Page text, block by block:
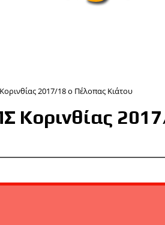
2017/18 ο Πέλοπας Κιάτου
Κορινθίας